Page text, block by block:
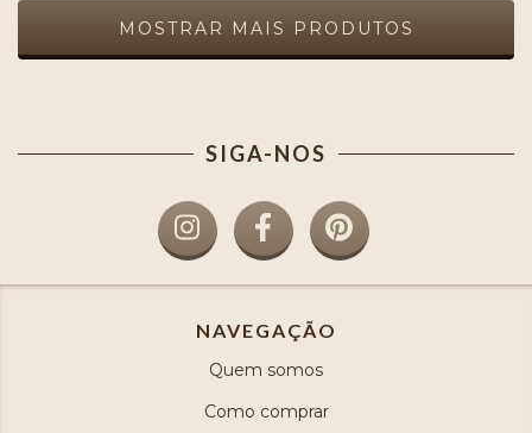
MOSTRAR MAIS PRODUTOS
SIGA-NOS
NAVEGAÇÃO
Quem somos
Como comprar